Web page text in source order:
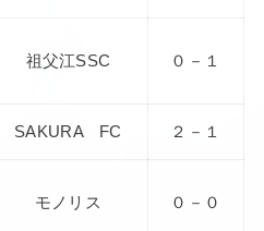
祖父江SSC ０－１
SAKURA FC ２－１
モノリス ０－０